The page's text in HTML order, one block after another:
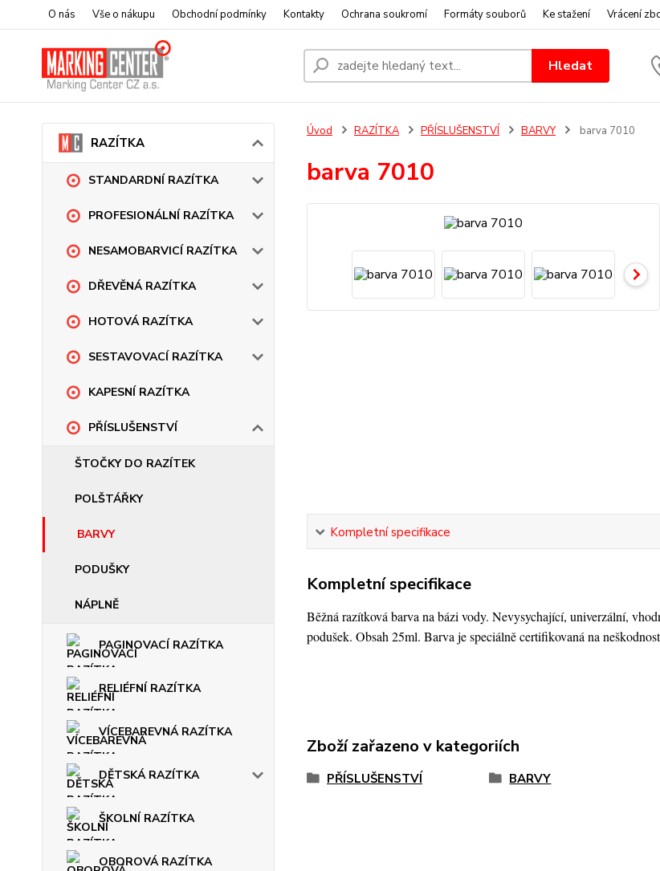
O nás Vše o nákupu Obchodní podmínky Kontakty Ochrana soukromí Formáty souborů Ke stažení Vrácení
Hledat
RAZÍTKA
STANDARDNÍ RAZÍTKA
PROFESIONÁLNÍ RAZÍTKA
NESAMOBARVICÍ RAZÍTKA
DŘEVĚNÁ RAZÍTKA
HOTOVÁ RAZÍTKA
SESTAVOVACÍ RAZÍTKA
KAPESNÍ RAZÍTKA
PŘÍSLUŠENSTVÍ
ŠTOČKY DO RAZÍTEK
POLŠTÁŘKY
BARVY
PODUŠKY
NÁPLNĚ
PAGINOVACÍ RAZÍTKA
RELIÉFNÍ RAZÍTKA
VÍCEBAREVNÁ RAZÍTKA
DĚTSKÁ RAZÍTKA
ŠKOLNÍ RAZÍTKA
OBOROVÁ RAZÍTKA
Úvod RAZÍTKA PŘÍSLUŠENSTVÍ BARVY barva 7010
barva 7010
Kompletní specifikace
Kompletní specifikace
Běžná razítková barva na bázi vody. Nevysychající, univerzální,
podušek. Obsah 25ml. Barva je speciálně certifikovaná na
Zboží zařazeno v kategoriích
PŘÍSLUŠENSTVÍ BARVY